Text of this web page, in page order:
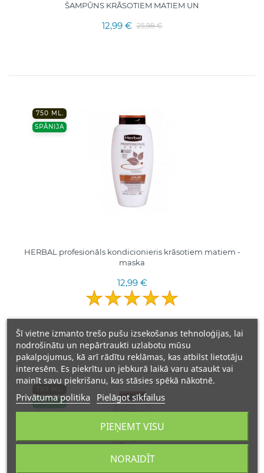
ŠAMPŪNS KRĀSOTIEM MATIEM UN
12,99 € 25,98 €
750 ML.
SPĀNIJA
HERBAL profesionāls kondicionieris krāsotiem matiem -
maska
12,99 €
750 ML.
SPĀNIJA
Šī vietne izmanto trešo pušu izsekošanas tehnoloģijas, lai
nodrošinātu un nepārtraukti uzlabotu mūsu
pakalpojumus, kā arī rādītu reklāmas, kas atbilst lietotāju
interesēm. Es piekrītu un jebkurā laikā varu atsaukt vai
mainīt savu piekrišanu, kas stāsies spēkā nākotnē.
Privātuma politika Pielāgot sīkfailus
NORAIDĪT
PIEŅEMT VISU